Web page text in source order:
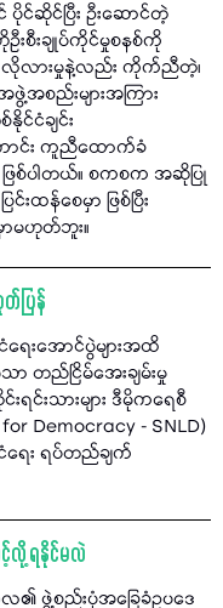
ပိုင်ဆိုင်ပြီး ဦးဆောင်တဲ့
းစီးချုပ်ကိုင်မှုစနစ်ကို
လိုလားမှုနဲ့လည်း ကိုက်ညီတဲ့၊
အစည်းများအကြား
ငံချင်း
ောင်း ကူညီထောက်ခံ
ဖြစ်ပါတယ်။ စကစက အဆိုပြု
ထန်စေမှာ ဖြစ်ပြီး
ာမဟုတ်ဘူး။
ပြန်
ေးအောင်ပွဲများအထိ
ည်ငြိမ်အေးချမ်းမှု
ရင်းသားများ ဒီမိုကရေစီ
Democracy - SNLD)
ေး ရပ်တည်ချက်
လို့ ရနိုင်မလဲ
ဖွဲ့စည်းပုံအခြေခံဥပဒေ